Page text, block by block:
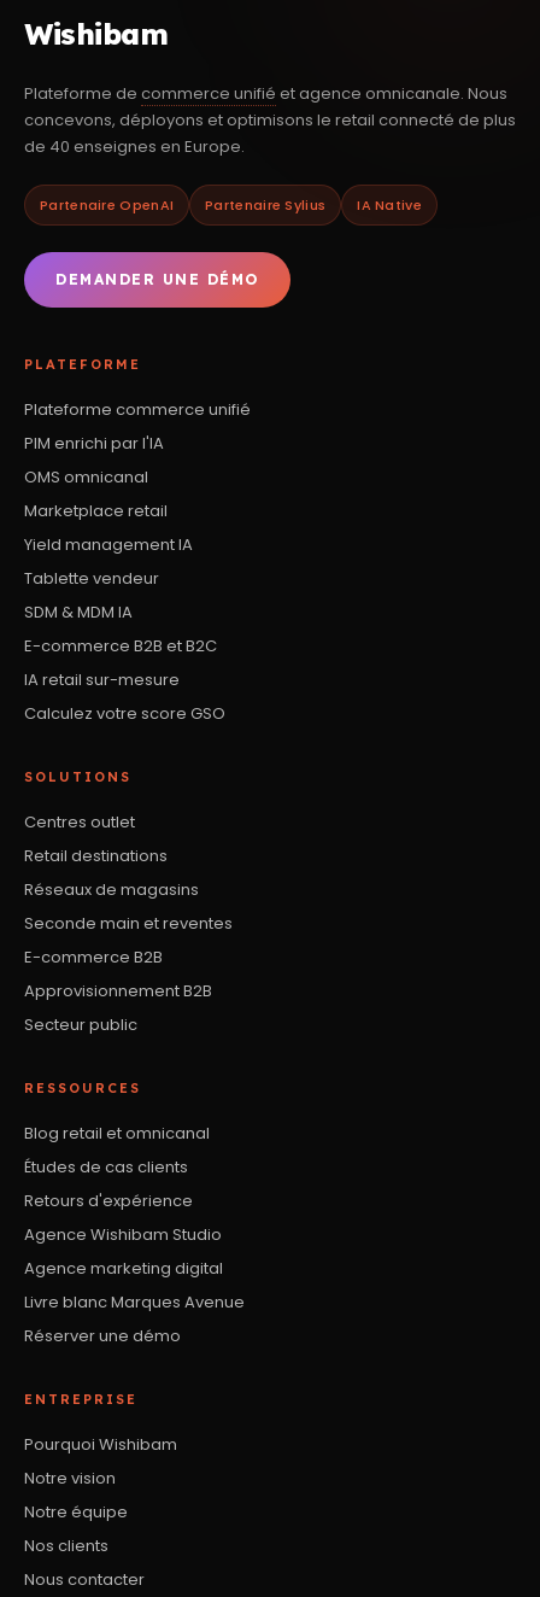
Wishibam
Plateforme de commerce unifié et agence omnicanale. Nous
concevons, déployons et optimisons le retail connecté de plus
de 40 enseignes en Europe.
Partenaire OpenAI Partenaire Sylius IA Native
DEMANDER UNE DÉMO
PLATEFORME
Plateforme commerce unifié
PIM enrichi par l'IA
OMS omnicanal
Marketplace retail
Yield management IA
Tablette vendeur
SDM & MDM IA
E-commerce B2B et B2C
IA retail sur-mesure
Calculez votre score GSO
SOLUTIONS
Centres outlet
Retail destinations
Réseaux de magasins
Seconde main et reventes
E-commerce B2B
Approvisionnement B2B
Secteur public
RESSOURCES
Blog retail et omnicanal
Études de cas clients
Retours d'expérience
Agence Wishibam Studio
Agence marketing digital
Livre blanc Marques Avenue
Réserver une démo
ENTREPRISE
Pourquoi Wishibam
Notre vision
Notre équipe
Nos clients
Nous contacter